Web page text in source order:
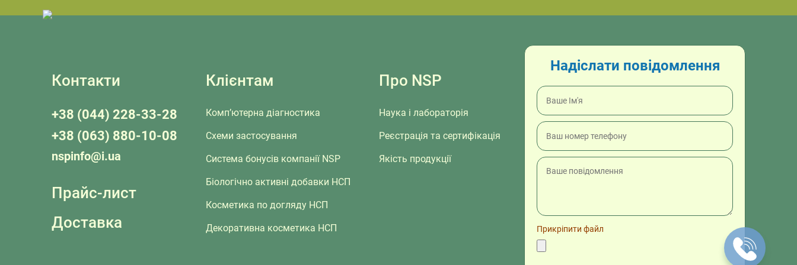
Контакти
+38 (044) 228-33-28
+38 (063) 880-10-08
nspinfo@i.ua
Прайс-лист
Доставка
Клієнтам
Комп’ютерна діагностика
Схеми застосування
Система бонусів компанії NSP
Біологічно активні добавки НСП
Косметика по догляду НСП
Декоративна косметика НСП
Про NSP
Наука і лабораторія
Реєстрація та сертифікація
Якість продукції
Надіслати повідомлення
Прикріпити файл